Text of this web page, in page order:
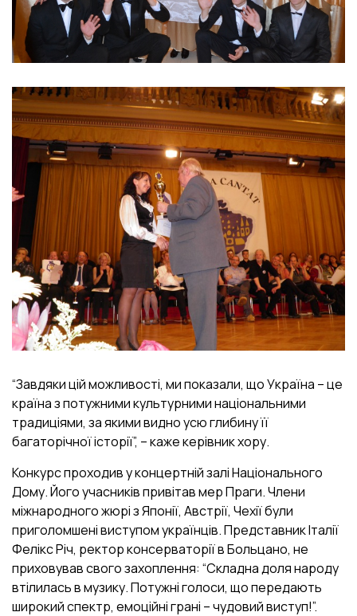
“Завдяки цій можливості, ми показали, що Україна – це
країна з потужними культурними національними
традиціями, за якими видно усю глибину її
багаторічної історії”, – каже керівник хору.
Конкурс проходив у концертній залі Національного
Дому. Його учасників привітав мер Праги. Члени
міжнародного жюрі з Японії, Австрії, Чехії були
приголомшені виступом українців. Представник Італії
Фелікс Річ, ректор консерваторії в Больцано, не
приховував свого захоплення: “Складна доля народу
втілилась в музику. Потужні голоси, що передають
широкий спектр, емоційні грані – чудовий виступ!”.